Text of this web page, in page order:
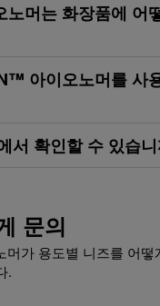
머는 화장품에 어
아이오노머를 사
서 확인할 수 있습
문의
가 용도별 니즈를 어떻
.